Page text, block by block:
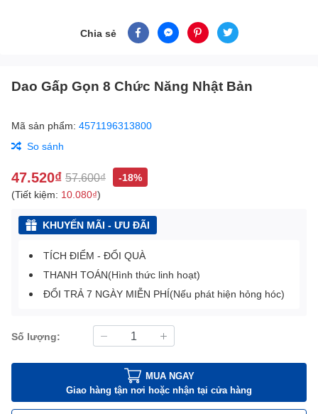
Chia sẻ
Dao Gấp Gọn 8 Chức Năng Nhật Bản
Mã sản phẩm: 4571196313800
So sánh
47.520₫ 57.600₫
-18%
(Tiết kiệm: 10.080₫)
KHUYẾN MÃI - ƯU ĐÃI
TÍCH ĐIỂM - ĐỔI QUÀ
THANH TOÁN(Hình thức linh hoạt)
ĐỔI TRẢ 7 NGÀY MIỄN PHÍ(Nếu phát hiện hỏng hóc)
Số lượng:
MUA NGAY
Giao hàng tận nơi hoặc nhận tại cửa hàng